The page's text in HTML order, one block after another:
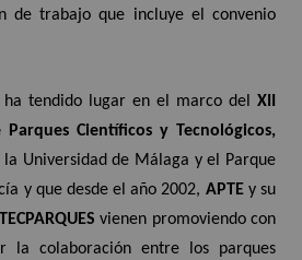
de trabajo que incluye el convenio
tendido lugar en el marco del XII
Científicos y Tecnológicos,
Universidad de Málaga y el Parque
y que desde el año 2002, APTEy su
TECPARQUES vienen promoviendo con
la colaboración entre los parques